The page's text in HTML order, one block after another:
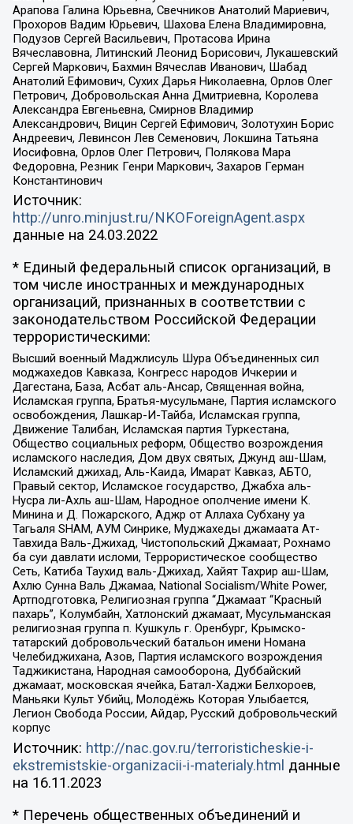
Арапова Галина Юрьевна, Свечников Анатолий Мариевич,
Прохоров Вадим Юрьевич, Шахова Елена Владимировна,
Подузов Сергей Васильевич, Протасова Ирина
Вячеславовна, Литинский Леонид Борисович, Лукашевский
Сергей Маркович, Бахмин Вячеслав Иванович, Шабад
Анатолий Ефимович, Сухих Дарья Николаевна, Орлов Олег
Петрович, Добровольская Анна Дмитриевна, Королева
Александра Евгеньевна, Смирнов Владимир
Александрович, Вицин Сергей Ефимович, Золотухин Борис
Андреевич, Левинсон Лев Семенович, Локшина Татьяна
Иосифовна, Орлов Олег Петрович, Полякова Мара
Федоровна, Резник Генри Маркович, Захаров Герман
Константинович
Источник:
http://unro.minjust.ru/NKOForeignAgent.aspx
данные на 24.03.2022
* Единый федеральный список организаций, в
том числе иностранных и международных
организаций, признанных в соответствии с
законодательством Российской Федерации
террористическими:
Высший военный Маджлисуль Шура Объединенных сил
моджахедов Кавказа, Конгресс народов Ичкерии и
Дагестана, База, Асбат аль-Ансар, Священная война,
Исламская группа, Братья-мусульмане, Партия исламского
освобождения, Лашкар-И-Тайба, Исламская группа,
Движение Талибан, Исламская партия Туркестана,
Общество социальных реформ, Общество возрождения
исламского наследия, Дом двух святых, Джунд аш-Шам,
Исламский джихад, Аль-Каида, Имарат Кавказ, АБТО,
Правый сектор, Исламское государство, Джабха аль-
Нусра ли-Ахль аш-Шам, Народное ополчение имени К.
Минина и Д. Пожарского, Аджр от Аллаха Субхану уа
Тагьаля SHAM, АУМ Синрике, Муджахеды джамаата Ат-
Тавхида Валь-Джихад, Чистопольский Джамаат, Рохнамо
ба суи давлати исломи, Террористическое сообщество
Сеть, Катиба Таухид валь-Джихад, Хайят Тахрир аш-Шам,
Ахлю Сунна Валь Джамаа, National Socialism/White Power,
Артподготовка, Религиозная группа “Джамаат “Красный
пахарь”, Колумбайн, Хатлонский джамаат, Мусульманская
религиозная группа п. Кушкуль г. Оренбург, Крымско-
татарский добровольческий батальон имени Номана
Челебиджихана, Азов, Партия исламского возрождения
Таджикистана, Народная самооборона, Дуббайский
джамаат, московская ячейка, Батал-Хаджи Белхороев,
Маньяки Культ Убийц, Молодёжь Которая Улыбается,
Легион Свобода России, Айдар, Русский добровольческий
корпус
Источник: http://nac.gov.ru/terroristicheskie-i-
ekstremistskie-organizacii-i-materialy.html данные
на 16.11.2023
* Перечень общественных объединений и